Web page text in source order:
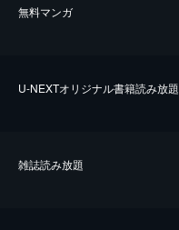
無料マンガ
U-NEXTオリジナル書籍読み放題
雑誌読み放題